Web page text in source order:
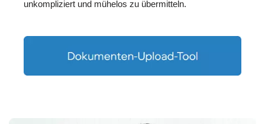
unkompliziert und mühelos zu übermitteln.